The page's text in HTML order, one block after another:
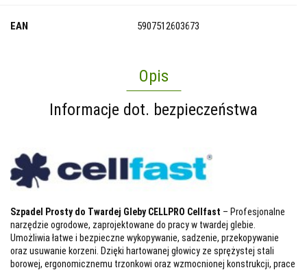
EAN 5907512603673
Opis
Informacje dot. bezpieczeństwa
Szpadel Prosty do Twardej Gleby CELLPRO Cellfast – Profesjonalne
narzędzie ogrodowe, zaprojektowane do pracy w twardej glebie.
Umożliwia łatwe i bezpieczne wykopywanie, sadzenie, przekopywanie
oraz usuwanie korzeni. Dzięki hartowanej głowicy ze sprężystej stali
borowej, ergonomicznemu trzonkowi oraz wzmocnionej konstrukcji, prace